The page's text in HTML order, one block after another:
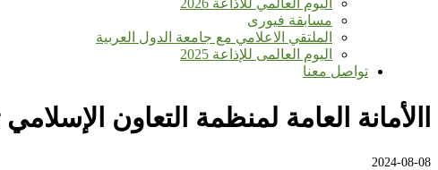
اليوم العالمي للأذاعة 2026
مسابقة فيورى
الملتقي الاعلامي مع جامعة الدول العربية
اليوم العالمى للإذاعة 2025
تواصل معنا
االأمانة العامة لمنظمة التعاون
2024-08-08